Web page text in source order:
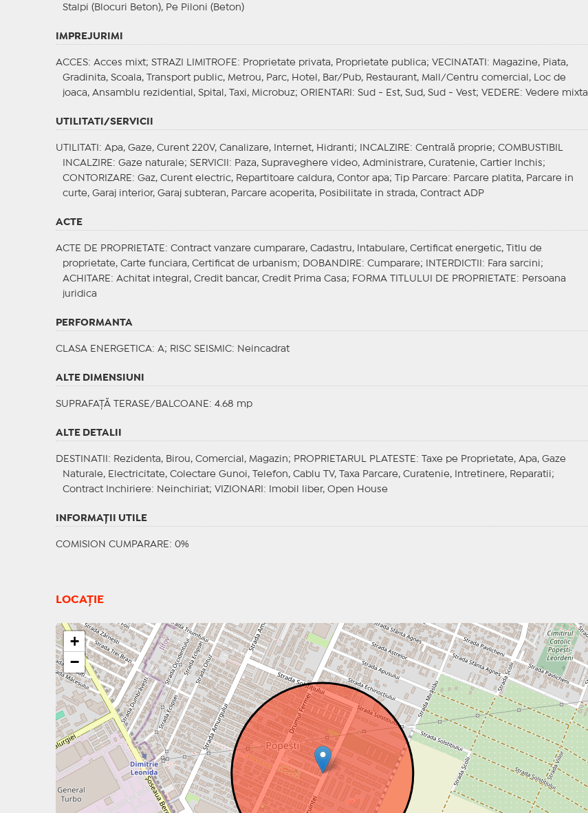
Stalpi (Blocuri Beton), Pe Piloni (Beton)
IMPREJURIMI
ACCES: Acces mixt; STRAZI LIMITROFE : Proprietate privata, Proprietate publica; VECINATATI
: Magazine, Piata,
Gradinita, Scoala, Transport public, Metrou, Parc, Hotel, Bar/Pub, Restaurant, Mall/Centru comercial, Loc de
joaca, Ansamblu rezidential, Spital, Taxi, Microbuz; ORIENTARI : Sud - Est, Sud, Sud - Vest; VEDERE : Vedere mixta
UTILITATI/SERVICII
UTILITATI : Apa, Gaze, Curent 220V, Canalizare, Internet, Hidranti; INCALZIRE : Centrală proprie; COMBUSTIBIL
INCALZIRE : Gaze naturale; SERVICII
: Paza, Supraveghere video, Administrare, Curatenie, Cartier Inchis;
CONTORIZARE : Gaz, Curent electric, Repartitoare caldura, Contor apa; Tip Parcare: Parcare platita, Parcare in
curte, Garaj interior, Garaj subteran, Parcare acoperita, Posibilitate in strada, Contract ADP
ACTE
ACTE DE PROPRIETATE : Contract vanzare cumparare, Cadastru, Intabulare, Certificat energetic, Titlu de
proprietate, Carte funciara, Certificat de urbanism;
DOBANDIRE : Cumparare; INTERDICTII
: Fara sarcini;
ACHITARE : Achitat integral, Credit bancar, Credit Prima Casa; FORMA TITLULUI DE PROPRIETATE : Persoana
juridica
PERFORMANTA
CLASA ENERGETICA: A; RISC SEISMIC: Neincadrat
ALTE DIMENSIUNI
SUPRAFAȚĂ TERASE/BALCOANE: 4.68 mp
ALTE DETALII
DESTINATII : Rezidenta, Birou, Comercial, Magazin; PROPRIETARUL PLATESTE : Taxe pe Proprietate, Apa, Gaze
Naturale, Electricitate, Colectare Gunoi, Telefon, Cablu TV, Taxa Parcare, Curatenie, Intretinere, Reparatii;
Contract Inchiriere: Neinchiriat; VIZIONARI : Imobil liber, Open House
INFORMAŢII UTILE
COMISION CUMPARARE: 0%
LOCAȚIE
+
−